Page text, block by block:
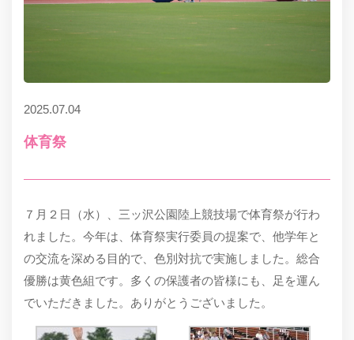
2025.07.04
体育祭
７月２日（水）、三ッ沢公園陸上競技場で体育祭が行わ
れました。今年は、体育祭実行委員の提案で、他学年と
の交流を深める目的で、色別対抗で実施しました。総合
優勝は黄色組です。多くの保護者の皆様にも、足を運ん
でいただきました。ありがとうございました。